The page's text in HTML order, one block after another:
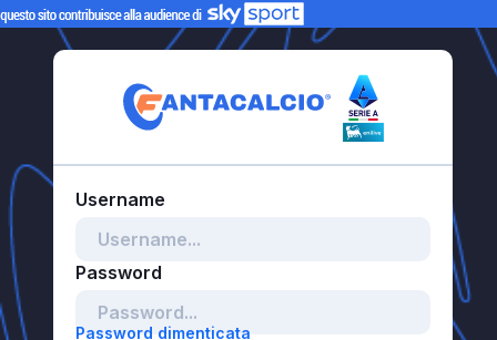
Password dimenticata